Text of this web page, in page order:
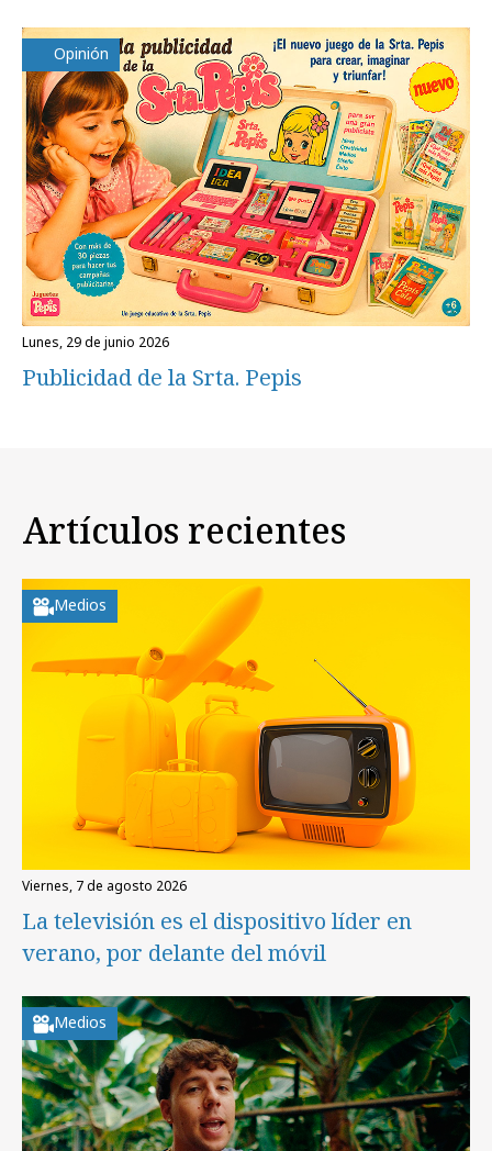
Opinión
lunes, 29 de junio 2026
Publicidad de la Srta. Pepis
Artículos recientes
Medios
viernes, 7 de agosto 2026
La televisión es el dispositivo líder en
verano, por delante del móvil
Medios